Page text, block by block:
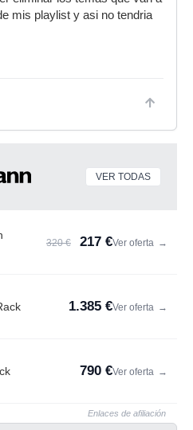
mis playlist y asi no tendria
VER TODAS
320 € 217 €Ver oferta →
1.385 €Ver oferta →
790 €Ver oferta →
Enlaces de afiliación